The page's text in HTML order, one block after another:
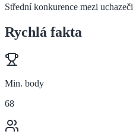
Střední konkurence mezi uchazeči
Rychlá fakta
Min. body
68